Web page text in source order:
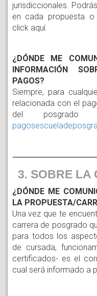
jurisdiccionales.
click aquí.
¿DÓNDE ME
INFORMACIÓN
PAGOS?
Siempre, para
relacionada con el
3. SOBRE LA
¿DÓNDE ME
LA PROPUESTA/
Una vez que te
carrera de posgrado
para todos los
de cursada,
certificados- es el
cual será informado a